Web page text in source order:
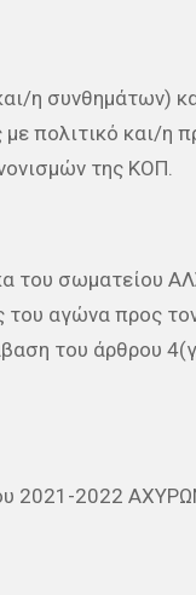
η συνθημάτων)
πολιτικό και/η
της ΚΟΠ.
σωματείου
του αγώνα προς
του άρθρου
2021-2022